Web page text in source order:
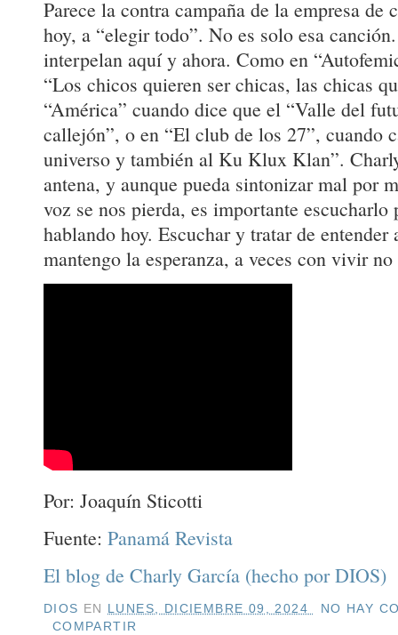
Parece la contra campaña de la empresa de
hoy, a “elegir todo”. No es solo esa
interpelan aquí y ahora. Como en
“Los chicos quieren ser chicas, las chicas
“América” cuando dice que el “Valle del
callejón”, o en “El club de los 27”, cuando
universo y también al Ku Klux Klan”.
antena, y aunque pueda sintonizar mal por
voz se nos pierda, es importante escucharlo
hablando hoy. Escuchar y tratar de entender
mantengo la esperanza, a veces con vivir no
Por: Joaquín Sticotti
Fuente: Panamá Revista
El blog de Charly García (hecho por DIOS)
DIOS EN LUNES, DICIEMBRE 09, 2024
NO HAY
COMPARTIR